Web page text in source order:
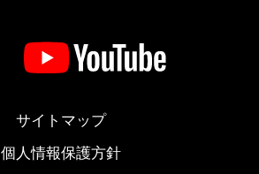
サイトマップ
個人情報保護方針